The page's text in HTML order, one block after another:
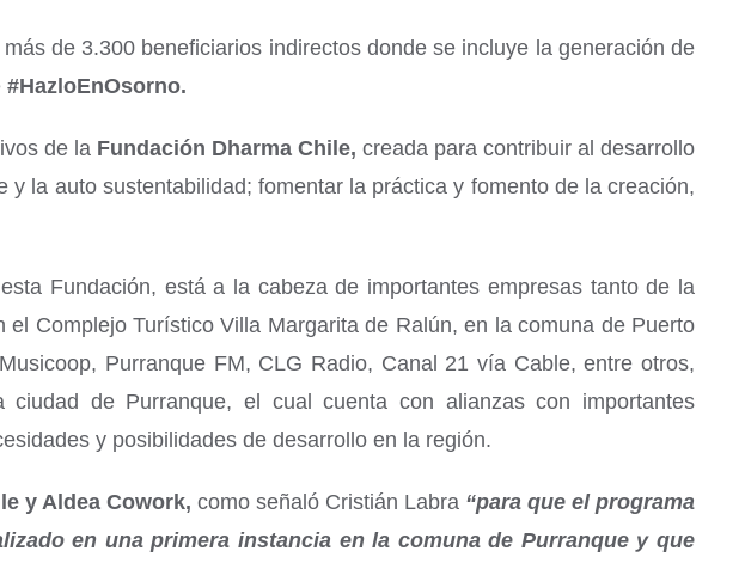
de 3.300 beneficiarios indirectos donde se incluye la generación de
#HazloEnOsorno.
de la Fundación Dharma Chile, creada para contribuir al desarrollo
la auto sustentabilidad; fomentar la práctica y fomento de la creación,
Fundación, está a la cabeza de importantes empresas tanto de la
Complejo Turístico Villa Margarita de Ralún, en la comuna de Puerto
Purranque FM, CLG Radio, Canal 21 vía Cable, entre otros,
de Purranque, el cual cuenta con alianzas con importantes
y posibilidades de desarrollo en la región.
y Aldea Cowork, como señaló Cristián Labra “para que el programa
en una primera instancia en la comuna de Purranque y que